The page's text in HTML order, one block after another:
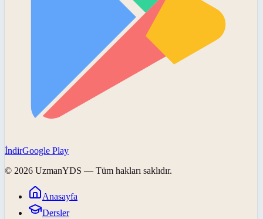
İndirGoogle Play
© 2026 UzmanYDS — Tüm hakları saklıdır.
Anasayfa
Dersler